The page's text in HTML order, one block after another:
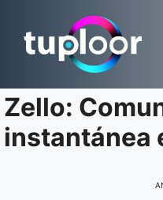
para
Zello:
instantánea